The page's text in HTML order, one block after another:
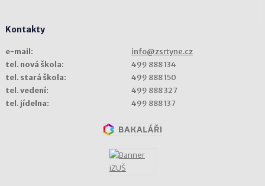
Kontakty
e-mail:
info@zsrtyne.cz
tel. nová škola:
499 888 134
tel. stará škola:
499 888 150
tel. vedení:
499 888 327
tel. jídelna:
499 888 137